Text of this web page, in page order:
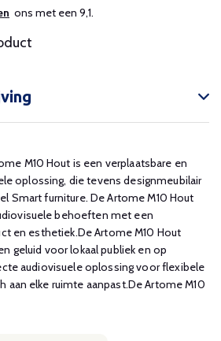
ons met een 9,1.
M10 Hout is een verplaatsbare en
oplossing, die tevens designmeubilair
Smart furniture. De Artome M10 Hout
behoeften met een
en esthetiek.De Artome M10 Hout
geluid voor lokaal publiek en op
audiovisuele oplossing voor flexibele
elke ruimte aanpast.De Artome M10